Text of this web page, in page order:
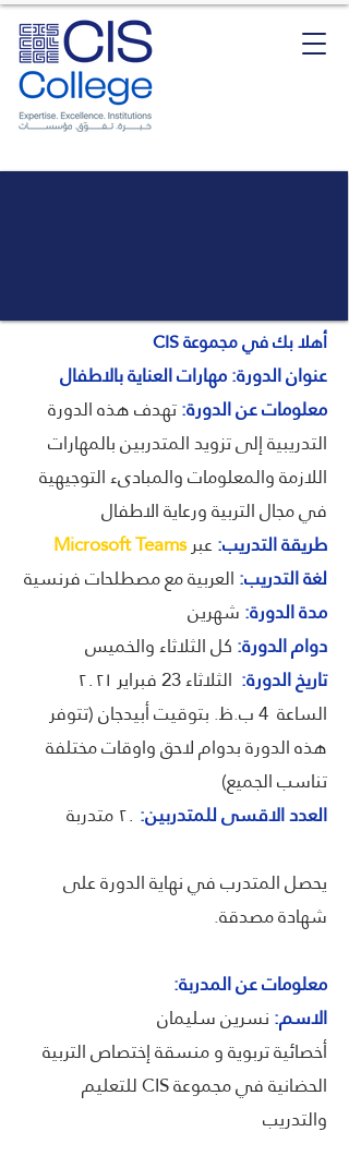
أهلا بك في مجموعة CIS
عنوان الدورة: مهارات العناية بالاطفال
معلومات عن الدورة:تهدف هذه الدورة
التدريبية إلى تزويد المتدربين بالمهارات
اللازمة والمعلومات والمبادىء التوجيهية
في مجال التربية ورعاية الاطفال
طريقة التدريب:عبرMicrosoft Teams
لغة التدريب:العربية مع مصطلحات فرنسية
مدة الدورة:شهرين
دوام الدورة:كل الثلاثاء والخميس
تاريخ الدورة:
الثلاثاء 23 فبراير ٢٠٢١
الساعة 4 ب.ظ. بتوقيت أبيدجان (تتوفر
هذه الدورة بدوام لاحق واوقات مختلفة
تناسب الجميع)
العدد الاقسى للمتدربين:
يحصل المتدرب في نهاية الدورة على
شهادة مصدقة.
معلومات عن المدربة:
الاسم:نسرين سليمان
أخصائية تربوية و منسقة إختصاص التربية
الحضانية في مجموعة CIS للتعليم
والتدريب